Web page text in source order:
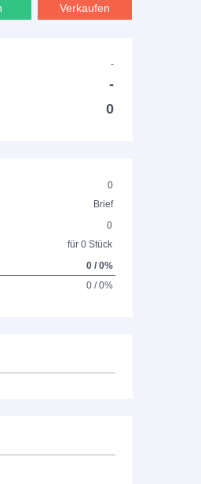
Verkaufen
-
-
0
0
Brief
0
für 0 Stück
0 / 0%
0 / 0%